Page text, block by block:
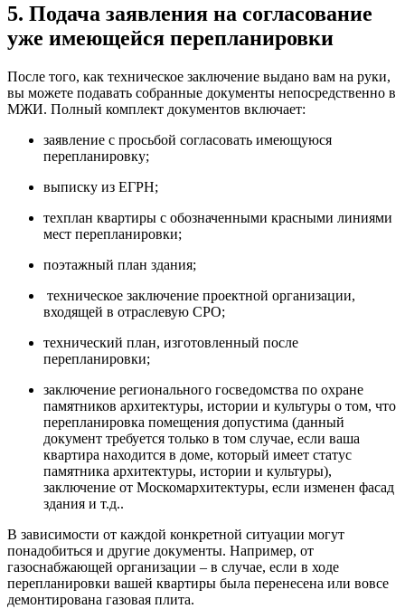
5. Подача заявления на согласование
уже имеющейся перепланировки
После того, как техническое заключение выдано вам на руки,
вы можете подавать собранные документы непосредственно в
МЖИ. Полный комплект документов включает:
заявление с просьбой согласовать имеющуюся
перепланировку;
выписку из ЕГРН;
техплан квартиры с обозначенными красными линиями
мест перепланировки;
поэтажный план здания;
техническое заключение проектной организации,
входящей в отраслевую СРО;
технический план, изготовленный после
перепланировки;
заключение регионального госведомства по охране
памятников архитектуры, истории и культуры о том, что
перепланировка помещения допустима (данный
документ требуется только в том случае, если ваша
квартира находится в доме, который имеет статус
памятника архитектуры, истории и культуры),
заключение от Москомархитектуры, если изменен фасад
здания и т.д..
В зависимости от каждой конкретной ситуации могут
понадобиться и другие документы. Например, от
газоснабжающей организации – в случае, если в ходе
перепланировки вашей квартиры была перенесена или вовсе
демонтирована газовая плита.